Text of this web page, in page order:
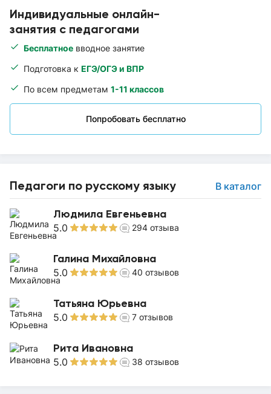
Индивидуальные онлайн-
занятия с педагогами
Бесплатное вводное занятие
Подготовка к ЕГЭ/ОГЭ и ВПР
По всем предметам 1-11 классов
Попробовать бесплатно
Педагоги по русскому языку В каталог
Людмила Евгеньевна
5.0 294 отзыва
Галина Михайловна
5.0 40 отзывов
Татьяна Юрьевна
5.0 7 отзывов
Рита Ивановна
5.0 38 отзывов